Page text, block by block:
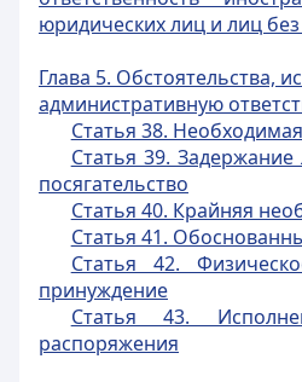
юридических лиц и лиц
Глава 5. Обстоятельства,
административную
Статья 38.
Статья 39.
посягательство
Статья 40. Крайняя
Статья 41.
Статья 42.
принуждение
Статья 43.
распоряжения